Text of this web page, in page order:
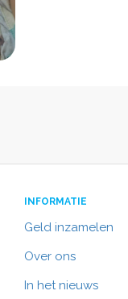
INFORMATIE
Geld inzamelen
Over ons
In het nieuws